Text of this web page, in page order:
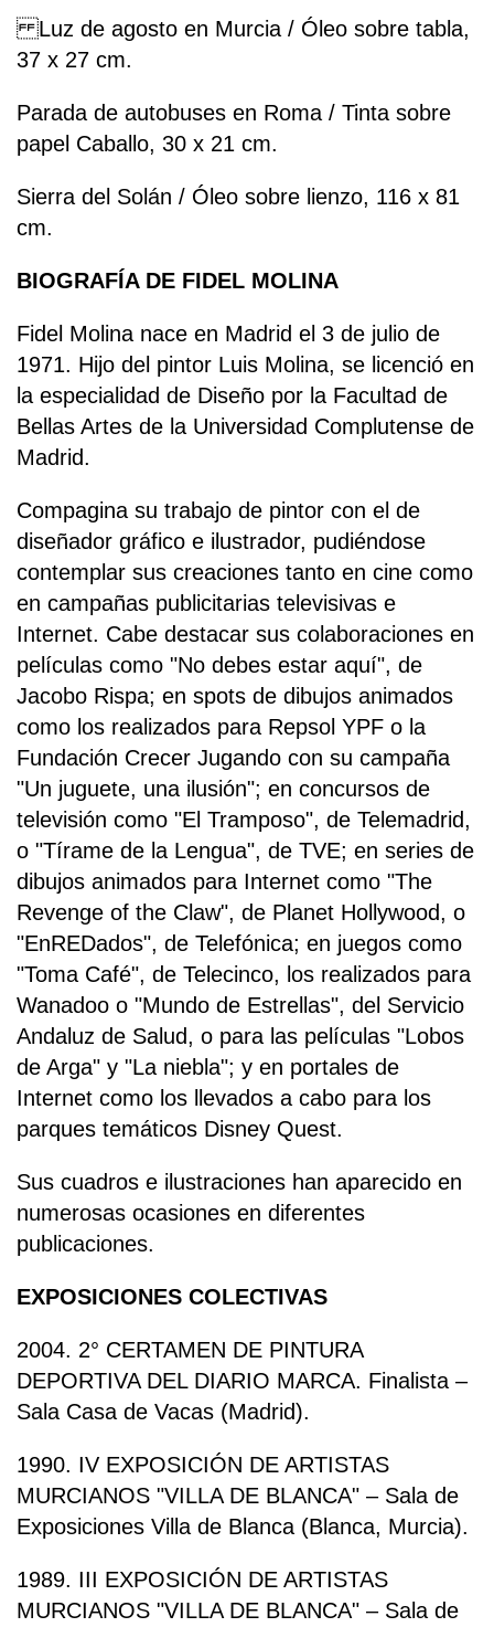
Luz de agosto en Murcia / Óleo sobre tabla,
37 x 27 cm.
Parada de autobuses en Roma / Tinta sobre
papel Caballo, 30 x 21 cm.
Sierra del Solán / Óleo sobre lienzo, 116 x 81
cm.
BIOGRAFÍA DE FIDEL MOLINA
Fidel Molina nace en Madrid el 3 de julio de
1971. Hijo del pintor Luis Molina, se licenció en
la especialidad de Diseño por la Facultad de
Bellas Artes de la Universidad Complutense de
Madrid.
Compagina su trabajo de pintor con el de
diseñador gráfico e ilustrador, pudiéndose
contemplar sus creaciones tanto en cine como
en campañas publicitarias televisivas e
Internet. Cabe destacar sus colaboraciones en
películas como "No debes estar aquí", de
Jacobo Rispa; en spots de dibujos animados
como los realizados para Repsol YPF o la
Fundación Crecer Jugando con su campaña
"Un juguete, una ilusión"; en concursos de
televisión como "El Tramposo", de Telemadrid,
o "Tírame de la Lengua", de TVE; en series de
dibujos animados para Internet como "The
Revenge of the Claw", de Planet Hollywood, o
"EnREDados", de Telefónica; en juegos como
"Toma Café", de Telecinco, los realizados para
Wanadoo o "Mundo de Estrellas", del Servicio
Andaluz de Salud, o para las películas "Lobos
de Arga" y "La niebla"; y en portales de
Internet como los llevados a cabo para los
parques temáticos Disney Quest.
Sus cuadros e ilustraciones han aparecido en
numerosas ocasiones en diferentes
publicaciones.
EXPOSICIONES COLECTIVAS
2004. 2° CERTAMEN DE PINTURA
DEPORTIVA DEL DIARIO MARCA. Finalista –
Sala Casa de Vacas (Madrid).
1990. IV EXPOSICIÓN DE ARTISTAS
MURCIANOS "VILLA DE BLANCA" – Sala de
Exposiciones Villa de Blanca (Blanca, Murcia).
1989. III EXPOSICIÓN DE ARTISTAS
MURCIANOS "VILLA DE BLANCA" – Sala de